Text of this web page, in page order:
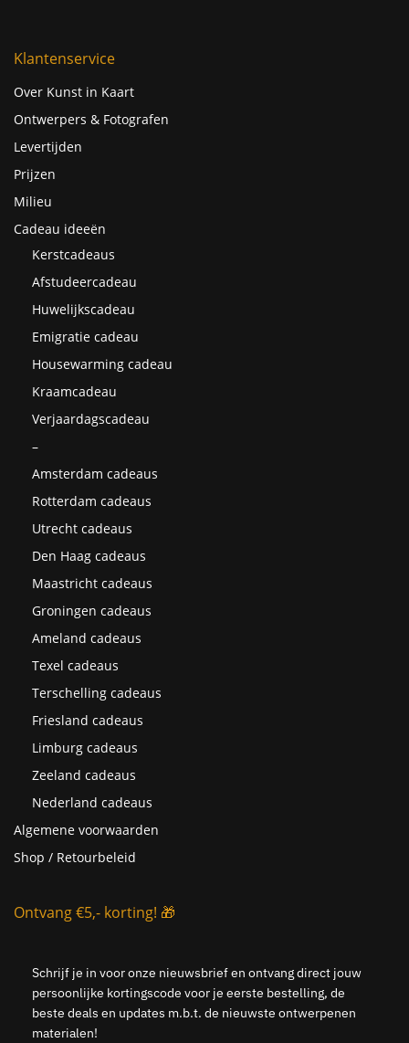
Klantenservice
Over Kunst in Kaart
Ontwerpers & Fotografen
Levertijden
Prijzen
Milieu
Cadeau ideeën
Kerstcadeaus
Afstudeercadeau
Huwelijkscadeau
Emigratie cadeau
Housewarming cadeau
Kraamcadeau
Verjaardagscadeau
–
Amsterdam cadeaus
Rotterdam cadeaus
Utrecht cadeaus
Den Haag cadeaus
Maastricht cadeaus
Groningen cadeaus
Ameland cadeaus
Texel cadeaus
Terschelling cadeaus
Friesland cadeaus
Limburg cadeaus
Zeeland cadeaus
Nederland cadeaus
Algemene voorwaarden
Shop / Retourbeleid
Ontvang €5,- korting! 🎁
Schrijf je in voor onze nieuwsbrief en ontvang direct jouw
persoonlijke kortingscode voor je eerste bestelling, de
beste deals en updates m.b.t. de nieuwste ontwerpenen
materialen!